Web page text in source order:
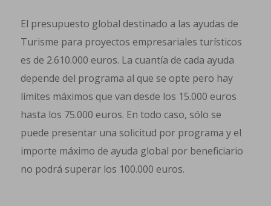
El presupuesto global destinado a las ayudas de
Turisme para proyectos empresariales turísticos
es de 2.610.000 euros. La cuantía de cada ayuda
depende del programa al que se opte pero hay
límites máximos que van desde los 15.000 euros
hasta los 75.000 euros. En todo caso, sólo se
puede presentar una solicitud por programa y el
importe máximo de ayuda global por beneficiario
no podrá superar los 100.000 euros.